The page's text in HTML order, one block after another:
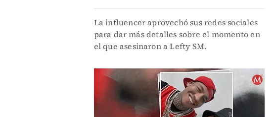
La influencer aprovechó sus redes sociales
para dar más detalles sobre el momento en
el que asesinaron a Lefty SM.